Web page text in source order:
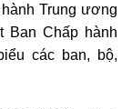
Trung ương
Ban Chấp hành
các ban, bộ,